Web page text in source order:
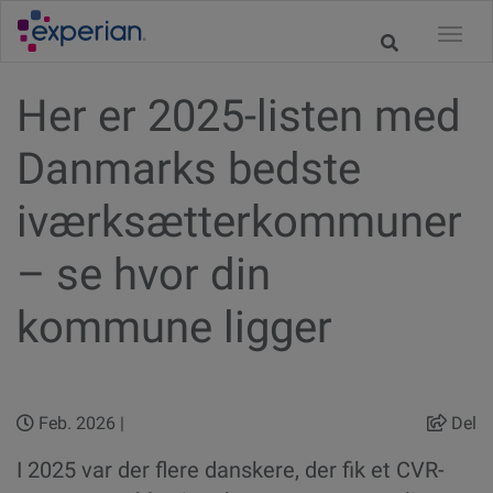
Her er 2025-listen med
Danmarks bedste
iværksætterkommuner
– se hvor din
kommune ligger
Feb. 2026 | Del
I 2025 var der flere danskere, der fik et CVR-